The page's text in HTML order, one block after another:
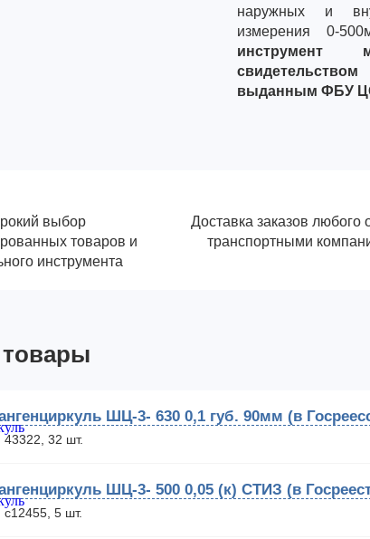
наружных и
измерения 0-
инструмент
выданным ФБУ
выбор
товаров и
инструмента
Доставка заказов любого
транспортными
ШЦ-3- 630 0,1 губ. 90мм (в
43322, 32 шт.
ШЦ-3- 500 0,05 (к) СТИЗ (в
с12455, 5 шт.